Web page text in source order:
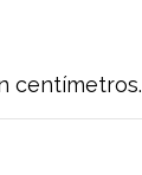
centímetros.